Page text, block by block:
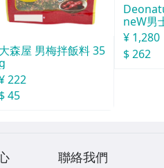
大森屋 男梅拌飯料 35
222
$ 45
neW男
汗石 中
¥ 1,280
$ 262
聯絡我們